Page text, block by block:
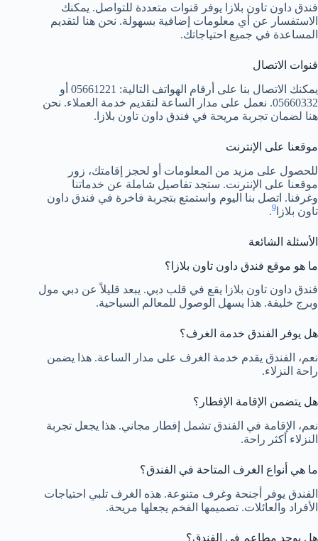
فندق داون تاون بلازا يوفر قنوات متعددة للتواصل. يمكنك
الاستفسار عن أي معلومات إضافية بسهولة. نحن هنا لتقديم
المساعدة في جميع احتياجاتك.
قنوات الاتصال
يمكنك الاتصال بنا على أرقام الهواتف التالية: 05661221 أو
05660332. نعمل على مدار الساعة لتقديم خدمة العملاء. نحن
هنا لضمان تجربة مريحة في فندق داون تاون بلازا.
موقعنا على الإنترنت
للحصول على مزيد من المعلومات أو لحجز إقامتك، زور
موقعنا على الإنترنت. ستجد تفاصيل شاملة عن خدماتنا
وغرفنا. اتصل بنا اليوم واستمتع بتجربة فاخرة في فندق داون
تاون بلازا
9
.
الأسئلة الشائعة
ما هو موقع فندق داون تاون بلازا؟
فندق داون تاون بلازا يقع في قلب دبي. يبعد قليلاً عن دبي مول
وبرج خليفة. هذا يسهل الوصول للمعالم السياحية.
هل يوفر الفندق خدمة الغرف؟
نعم، الفندق يقدم خدمة الغرف على مدار الساعة. هذا يضمن
راحة النزلاء.
هل يتضمن الإقامة الإفطار؟
نعم، الإقامة في الفندق تشمل إفطار مجاني. هذا يجعل تجربة
النزلاء أكثر راحة.
ما هي أنواع الغرف المتاحة في الفندق؟
الفندق يوفر أجنحة وغرف متنوعة. هذه الغرف تلبي احتياجات
الأفراد والعائلات. تصميمها الفخم يجعلها مريحة.
هل يوجد مطاعم في الفندق؟